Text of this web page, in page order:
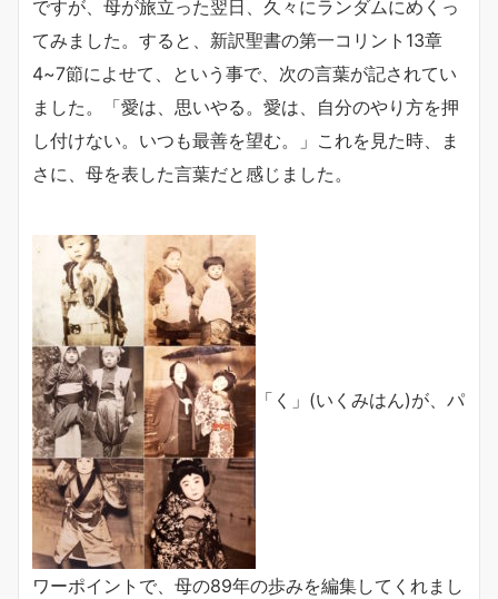
ですが、母が旅立った翌日、久々にランダムにめくっ
てみました。すると、新訳聖書の第一コリント13章
4~7節によせて、という事で、次の言葉が記されてい
ました。「愛は、思いやる。愛は、自分のやり方を押
し付けない。いつも最善を望む。」これを見た時、ま
さに、母を表した言葉だと感じました。
「く」(いくみはん)が、パ
ワーポイントで、母の89年の歩みを編集してくれまし